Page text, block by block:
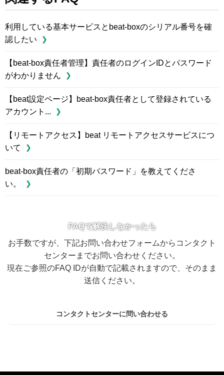
利用している基本サービスとbeat-boxのシリアル番号を確
認したい
【beat-box責任者管理】責任者のログインIDとパスワード
がわかりません
【beat設定ページ】beat-box責任者として登録されている
アカウント...
【リモートアクセス】beat リモートアクセスサービスにつ
いて
beat-box責任者の「初期パスワード」を教えてくださ
い。
FAQで解決しなかったら
お手数ですが、下記お問い合わせフォームからコンタクト
センターまでお問い合わせください。
現在ご参照のFAQ IDが自動で記載されますので、そのまま
送信ください。
コンタクトセンターに問い合わせる